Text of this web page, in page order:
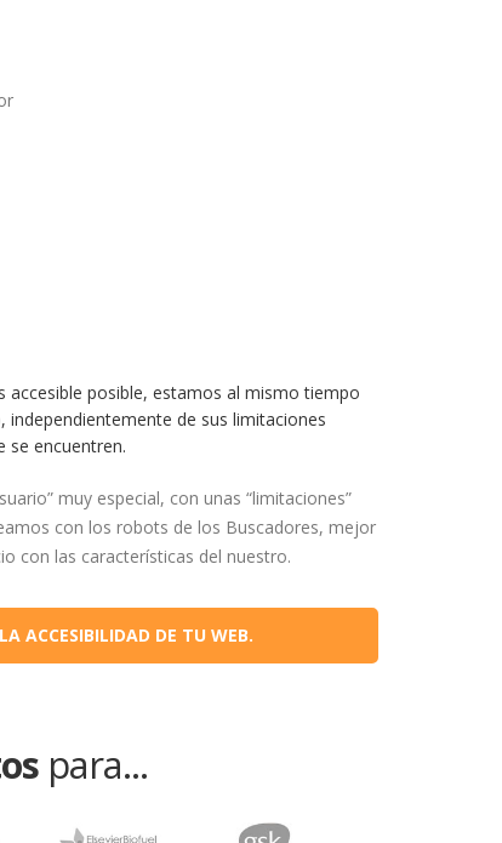
accesible posible, estamos al mismo tiempo
de sus limitaciones
se encuentren.
muy especial, con unas “limitaciones”
con los robots de los Buscadores, mejor
con las características del nuestro.
ACCESIBILIDAD DE TU WEB.
para...